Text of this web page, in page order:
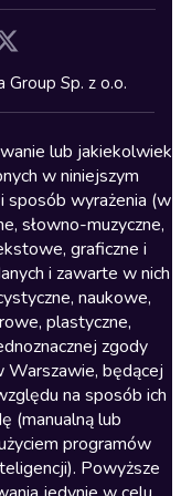
Sp. z o.o.
lub jakiekolwiek
w niniejszym
sposób wyrażenia (w
słowno-muzyczne,
graficzne i
i zawarte w nich
naukowe,
plastyczne,
zgody
Warszawie, będącej
na sposób ich
(manualną lub
programów
Powyższe